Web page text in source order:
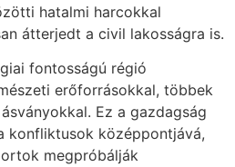
hatalmi harcokkal
átterjedt a civil lakosságra is.
fontosságú régió
erőforrásokkal, többek
Ez a gazdagság
konfliktusok középpontjává,
megpróbálják